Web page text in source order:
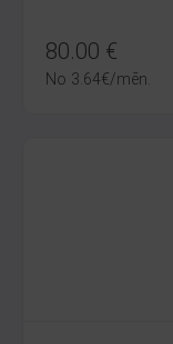
80.00 €
No 3.64€/mēn.